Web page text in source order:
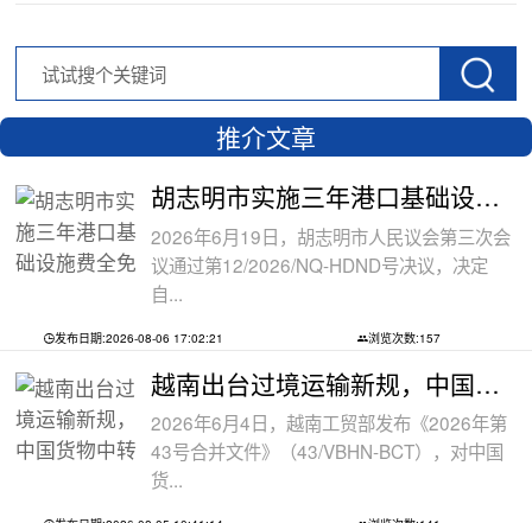
推介文章
胡志明市实施三年港口基础设施费全免政
2026年6月19日，胡志明市人民议会第三次会
议通过第12/2026/NQ-HDND号决议，决定
自...
发布日期:2026-08-06 17:02:21 浏览次数:157
越南出台过境运输新规，中国货物中转通
2026年6月4日，越南工贸部发布《2026年第
43号合并文件》（43/VBHN-BCT），对中国
货...